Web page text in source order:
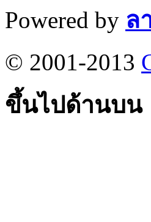
Powered by ล
© 2001-2013
ขึ้นไปด้านบน